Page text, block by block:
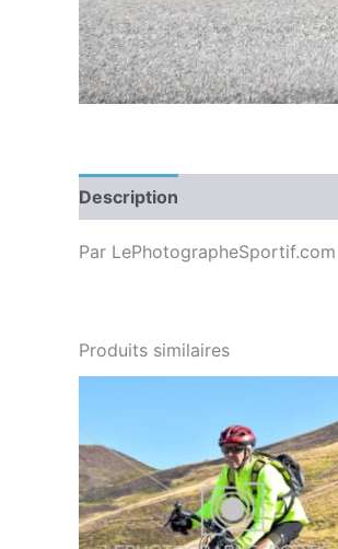
Description
Par LePhotographeSportif.com
Produits similaires